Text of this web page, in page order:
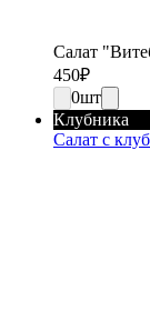
Салат
450₽
0шт
Клубника
Салат с